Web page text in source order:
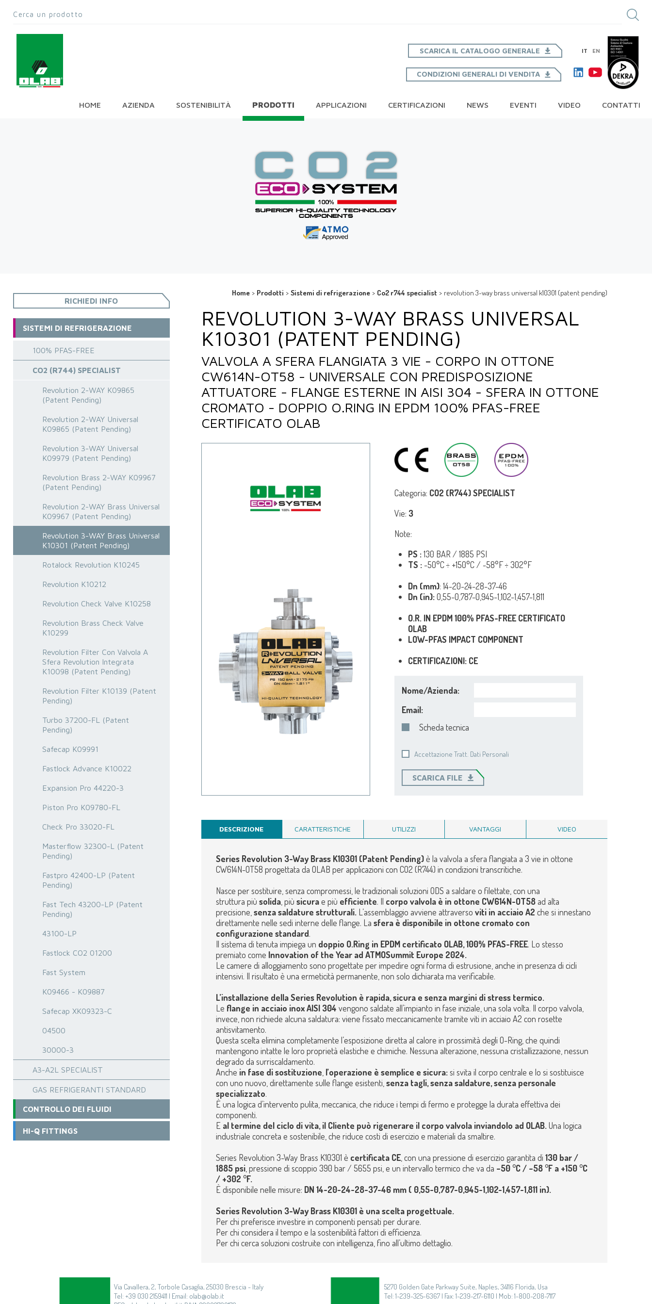
SCARICA IL CATALOGO GENERALE IT EN
CONDIZIONI GENERALI DI VENDITA
HOME AZIENDA SOSTENIBILITÀ PRODOTTI APPLICAZIONI CERTIFICAZIONI NEWS EVENTI VIDEO CONTATTI
RICHIEDI INFO
SISTEMI DI REFRIGERAZIONE
100% PFAS-FREE
CO2 (R744) SPECIALIST
Revolution 2-WAY K09865
(Patent Pending)
Revolution 2-WAY Universal
K09865 (Patent Pending)
Revolution 3-WAY Universal
K09979 (Patent Pending)
Revolution Brass 2-WAY K09967
(Patent Pending)
Revolution 2-WAY Brass Universal
K09967 (Patent Pending)
Revolution 3-WAY Brass Universal
K10301 (Patent Pending)
Rotalock Revolution K10245
Revolution K10212
Revolution Check Valve K10258
Revolution Brass Check Valve
K10299
Revolution Filter Con Valvola A
Sfera Revolution Integrata
K10098 (Patent Pending)
Revolution Filter K10139 (Patent
Pending)
Turbo 37200-FL (Patent
Pending)
Safecap K09991
Fastlock Advance K10022
Expansion Pro 44220-3
Piston Pro K09780-FL
Check Pro 33020-FL
Masterflow 32300-L (Patent
Pending)
Fastpro 42400-LP (Patent
Pending)
Fast Tech 43200-LP (Patent
Pending)
43100-LP
Fastlock CO2 01200
Fast System
K09466 - K09887
Safecap XK09323-C
04500
30000-3
A3-A2L SPECIALIST
GAS REFRIGERANTI STANDARD
CONTROLLO DEI FLUIDI
HI-Q FITTINGS
Home > Prodotti > Sistemi di refrigerazione > Co2 r744 specialist > revolution 3-way brass universal k10301 (patent pending)
REVOLUTION 3-WAY BRASS UNIVERSAL
K10301 (PATENT PENDING)
VALVOLA A SFERA FLANGIATA 3 VIE - CORPO IN OTTONE
CW614N-OT58 - UNIVERSALE CON PREDISPOSIZIONE
ATTUATORE - FLANGE ESTERNE IN AISI 304 - SFERA IN OTTONE
CROMATO - DOPPIO O.RING IN EPDM 100% PFAS-FREE
CERTIFICATO OLAB
Categoria: CO2 (R744) SPECIALIST
Vie: 3
Note:
PS :130 BAR / 1885 PSI
TS : -50°C ÷ +150°C / -58°F ÷ 302°F
Dn (mm): 14-20-24-28-37-46
Dn (in):0,55-0,787-0,945-1,102-1,457-1,811
O.R. IN EPDM 100% PFAS-FREE CERTIFICATO
OLAB
LOW-PFAS IMPACT COMPONENT
CERTIFICAZIONI: CE
Nome/Azienda:
Email:
Scheda tecnica
Accettazione Tratt. Dati Personali
SCARICA FILE
DESCRIZIONE CARATTERISTICHE UTILIZZI VANTAGGI VIDEO
Series Revolution 3-Way Brass K10301 (Patent Pending)è la valvola a sfera flangiata a 3 vie in ottone
CW614N-OT58 progettata da OLAB per applicazioni con CO2 (R744) in condizioni transcritiche.
Nasce per sostituire, senza compromessi, le tradizionali soluzioni ODS a saldare o filettate, con una
struttura più solida, più sicurae più efficiente. Il corpo valvola è in ottone CW614N-OT58ad alta
precisione, senza saldature strutturali.L’assemblaggio avviene attraverso viti in acciaio A2 che si innestano
direttamente nelle sedi interne delle flange. La sfera è disponibile in ottone cromato con
configurazione standard.
Il sistema di tenuta impiega un doppio O.Ring in EPDM certificato OLAB, 100% PFAS-FREE. Lo stesso
premiato come Innovation of the Year ad ATMOSummit Europe 2024.
Le camere di alloggiamento sono progettate per impedire ogni forma di estrusione, anche in presenza di cicli
intensivi. Il risultato è una ermeticità permanente, non solo dichiarata ma verificabile.
L’installazione della Series Revolution è rapida, sicura e senza margini di stress termico.
Le flange in acciaio inox AISI 304 vengono saldate all’impianto in fase iniziale, una sola volta. Il corpo valvola,
invece, non richiede alcuna saldatura: viene fissato meccanicamente tramite viti in acciaio A2 con rosette
antisvitamento.
Questa scelta elimina completamente l’esposizione diretta al calore in prossimità degli O-Ring, che quindi
mantengono intatte le loro proprietà elastiche e chimiche. Nessuna alterazione, nessuna cristallizzazione, nessun
degrado da surriscaldamento.
Anche in fase di sostituzione l’operazione è semplice e sicura:si svita il corpo centrale e lo si sostituisce
con uno nuovo, direttamente sulle flange esistenti, senza tagli, senza saldature, senza personale
specializzato.
È una logica d’intervento pulita, meccanica, che riduce i tempi di fermo e protegge la durata effettiva dei
componenti.
E al termine del ciclo di vita, il Cliente può rigenerare il corpo valvola inviandolo ad OLAB.Una logica
industriale concreta e sostenibile, che riduce costi di esercizio e materiali da smaltire.
Series Revolution 3-Way Brass K10301 è certificata CE, con una pressione di esercizio garantita di 130 bar /
1885 psi, pressione di scoppio 390 bar / 5655 psi, e un intervallo termico che va da –50 °C / –58 °F a +150 °C
/ +302 °F.
È disponibile nelle misure: DN 14-20-24-28-37-46 mm ( 0,55-0,787-0,945-1,102-1,457-1,811 in).
Series Revolution 3-Way Brass K10301 è una scelta progettuale.
Per chi preferisce investire in componenti pensati per durare.
Per chi considera il tempo e la sostenibilità fattori di efficienza.
Per chi cerca soluzioni costruite con intelligenza, fino all’ultimo dettaglio.
Via Cavallera, 2, Torbole Casaglia, 25030 Brescia - Italy
Tel: +39 030 2159411 | Email: olab@olab.it
5270 Golden Gate Parkway Suite, Naples, 34116 Florida, Usa
Tel: 1-239-325-6367 | Fax: 1-239-217-6110 | Mob: 1-800-208-7117